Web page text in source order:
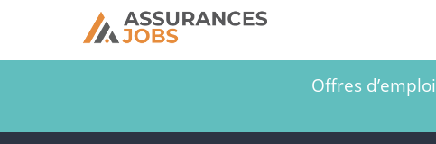
Offres d’emploi